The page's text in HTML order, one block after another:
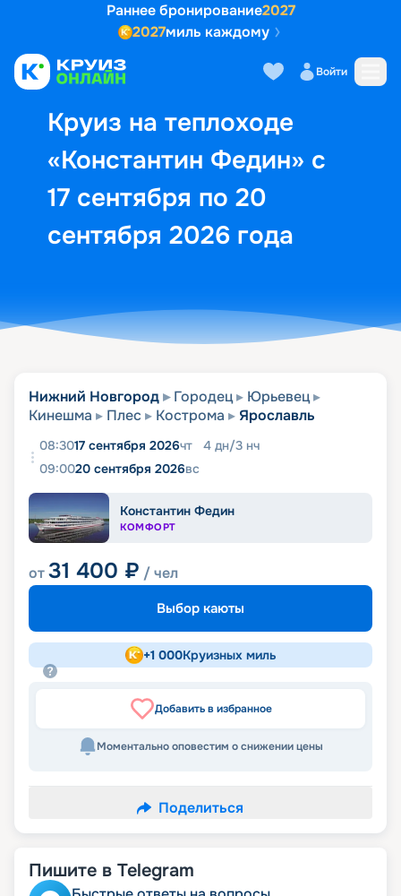
Раннее бронирование2027
2027миль каждому
Войти
Круиз на теплоходе
«Константин Федин» с
17 сентября по 20
сентября 2026 года
Выбор кают Маршрут и
Нижний Новгород Городец
Юрьевец
Кинешма
Плес Кострома Ярославль
08:3017 сентября 2026чт 4 дн/3 нч
09:0020 сентября 2026вс
Константин Федин
КОМФОРТ
от31 400 ₽ / чел
Выбор каюты
+1 000Круизных миль
Добавить в избранное
Моментально оповестим о снижении цены
Поделиться
Пишите в Telegram